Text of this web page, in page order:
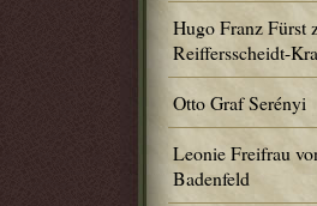
Hugo Franz Fürst
Reiffersscheidt-
Otto Graf Serényi
Leonie Freifrau
Badenfeld